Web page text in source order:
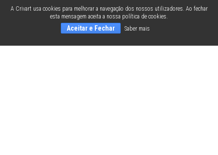
A Crivart usa cookies para melhorar a navegação dos nossos utilizadores. Ao fechar
esta mensagem aceita a nossa política de cookies.
Aceitar e Fechar Saber mais